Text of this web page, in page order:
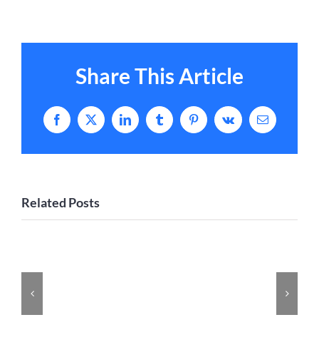
Share This Article
Facebook
X LinkedInTumblrPinterestVk Email
Related Posts